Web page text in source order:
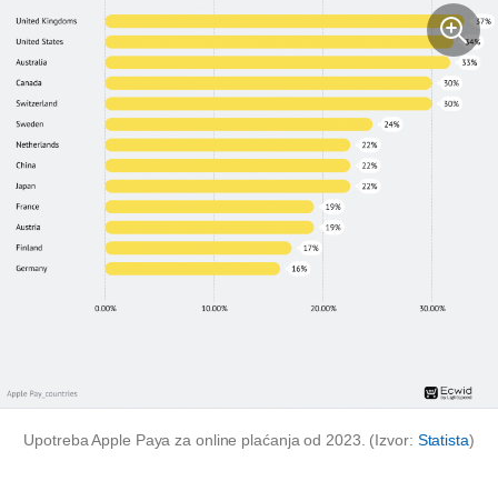
Upotreba Apple Paya za online plaćanja od 2023. (Izvor: Statista)